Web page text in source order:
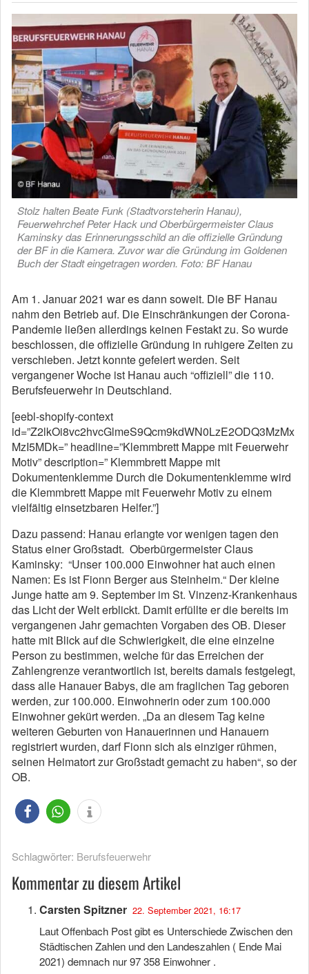
Stolz halten Beate Funk (Stadtvorsteherin Hanau),
Feuerwehrchef Peter Hack und Oberbürgermeister Claus
Kaminsky das Erinnerungsschild an die offizielle Gründung
der BF in die Kamera. Zuvor war die Gründung im Goldenen
Buch der Stadt eingetragen worden. Foto: BF Hanau
Am 1. Januar 2021 war es dann soweit. Die BF Hanau
nahm den Betrieb auf. Die Einschränkungen der Corona-
Pandemie ließen allerdings keinen Festakt zu. So wurde
beschlossen, die offizielle Gründung in ruhigere Zeiten zu
verschieben. Jetzt konnte gefeiert werden. Seit
vergangener Woche ist Hanau auch “offiziell” die 110.
Berufsfeuerwehr in Deutschland.
[eebl-shopify-context
id=”Z2lkOi8vc2hvcGlmeS9Qcm9kdWN0LzE2ODQ3MzMx
MzI5MDk=” headline=”Klemmbrett Mappe mit Feuerwehr
Motiv” description=” Klemmbrett Mappe mit
Dokumentenklemme Durch die Dokumentenklemme wird
die Klemmbrett Mappe mit Feuerwehr Motiv zu einem
vielfältig einsetzbaren Helfer.”]
Dazu passend: Hanau erlangte vor wenigen tagen den
Status einer Großstadt. Oberbürgermeister Claus
Kaminsky: “Unser 100.000 Einwohner hat auch einen
Namen: Es ist Fionn Berger aus Steinheim.“ Der kleine
Junge hatte am 9. September im St. Vinzenz-Krankenhaus
das Licht der Welt erblickt. Damit erfüllte er die bereits im
vergangenen Jahr gemachten Vorgaben des OB. Dieser
hatte mit Blick auf die Schwierigkeit, die eine einzelne
Person zu bestimmen, welche für das Erreichen der
Zahlengrenze verantwortlich ist, bereits damals festgelegt,
dass alle Hanauer Babys, die am fraglichen Tag geboren
werden, zur 100.000. Einwohnerin oder zum 100.000
Einwohner gekürt werden. „Da an diesem Tag keine
weiteren Geburten von Hanauerinnen und Hanauern
registriert wurden, darf Fionn sich als einziger rühmen,
seinen Heimatort zur Großstadt gemacht zu haben“, so der
OB.
Schlagwörter: Berufsfeuerwehr
Kommentar zu diesem Artikel
Carsten Spitzner 22. September 2021, 16:17
Laut Offenbach Post gibt es Unterschiede Zwischen den
Städtischen Zahlen und den Landeszahlen ( Ende Mai
2021) demnach nur 97 358 Einwohner .